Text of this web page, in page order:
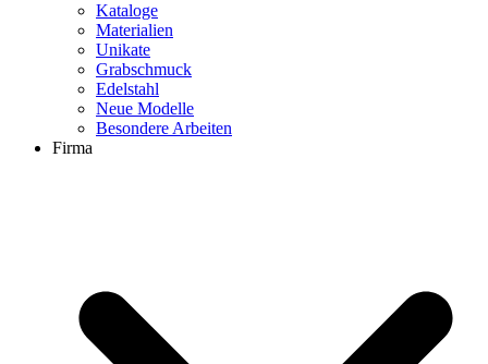
Kataloge
Materialien
Unikate
Grabschmuck
Edelstahl
Neue Modelle
Besondere Arbeiten
Firma